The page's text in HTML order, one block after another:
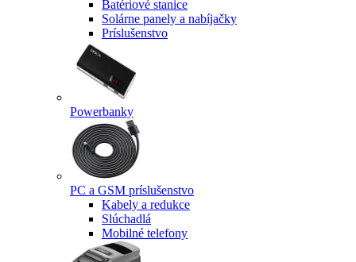
Batériové stanice
Solárne panely a nabíjačky
Príslušenstvo
Powerbanky
PC a GSM príslušenstvo
Kabely a redukce
Slúchadlá
Mobilné telefony